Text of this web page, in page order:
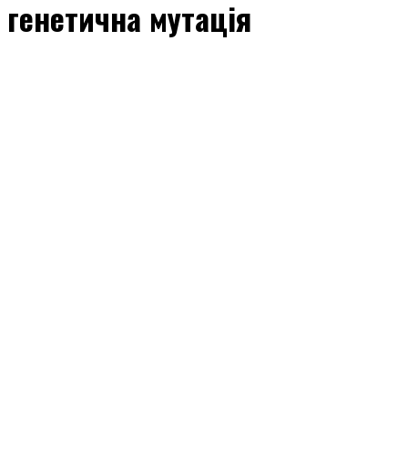
генетична мутація